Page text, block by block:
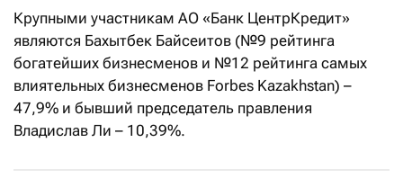
Крупными участникам АО «Банк ЦентрКредит»
являются Бахытбек Байсеитов (№9 рейтинга
богатейших бизнесменов и №12 рейтинга самых
влиятельных бизнесменов Forbes Kazakhstan) –
47,9% и бывший председатель правления
Владислав Ли – 10,39%.